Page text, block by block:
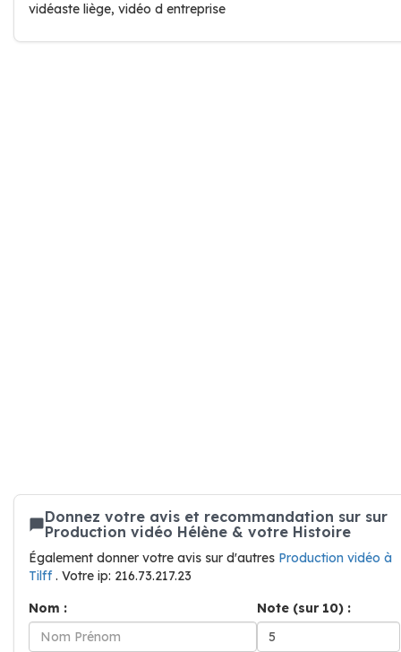
vidéaste liège, vidéo d entreprise
Donnez votre avis et recommandation sur sur
Production vidéo Hélène & votre Histoire
Également donner votre avis sur d'autres Production vidéo à
Tilff. Votre ip: 216.73.217.23
Nom :
Note (sur 10) :